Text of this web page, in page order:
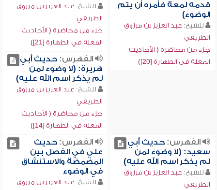
قدمه لمعة فأمره أن يتم
الوضوء)
للشيخ: عبد العزيز بن مرزوق
الطريفي
جزء من محاضرة ( الأحاديث
المعلة في الطهارة [20])
للشيخ: عبد العزيز بن مرزوق
الطريفي
جزء من محاضرة ( الأحاديث
المعلة في الطهارة [21])
الفهرس:حديث أبي
هريرة: (لا وضوء لمن
لم يذكر اسم الله عليه)
للشيخ: عبد العزيز بن مرزوق
الطريفي
جزء من محاضرة ( الأحاديث
المعلة في الطهارة [14])
الفهرس:حديث أبي
سعيد: (لا وضوء لمن
لم يذكر اسم الله عليه)
للشيخ: عبد العزيز بن مرزوق
الطريفي
الفهرس:حديث
علي في الفصل بين
المضمضة والاستنشاق
في الوضوء
للشيخ: عبد العزيز بن مرزوق